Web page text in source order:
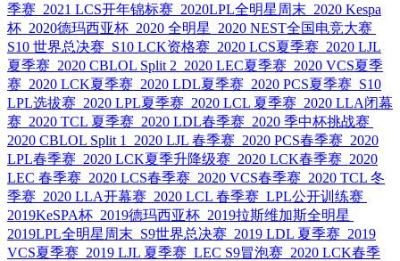
季赛 2021 LCS开年锦标赛 2020LPL全明星周末 2020 Kespa
杯 2020德玛西亚杯 2020 全明星
2020 NEST全国电竞大赛
S10 世界总决赛 S10 LCK资格赛 2020 LCS夏季赛 2020 LJL
夏季赛 2020 CBLOL Split 2 2020 LEC夏季赛 2020 VCS夏季
赛 2020 LCK夏季赛 2020 LDL夏季赛 2020 PCS夏季赛 S10
LPL选拔赛 2020 LPL夏季赛 2020 LCL 夏季赛 2020 LLA闭幕
赛 2020 TCL 夏季赛 2020 LDL春季赛 2020 季中杯挑战赛
2020 CBLOL Split 1
2020 LJL 春季赛 2020 PCS春季赛 2020
LPL春季赛 2020 LCK夏季升降级赛 2020 LCK春季赛 2020
LEC 春季赛 2020 LCS春季赛 2020 VCS春季赛 2020 TCL 冬
季赛 2020 LLA开幕赛 2020 LCL 春季赛 LPL公开训练赛
2019KeSPA杯 2019德玛西亚杯 2019拉斯维加斯全明星
2019LPL全明星周末 S9世界总决赛 2019 LDL 夏季赛 2019
VCS夏季赛 2019 LJL 夏季赛 LEC S9冒泡赛 2020 LCK春季